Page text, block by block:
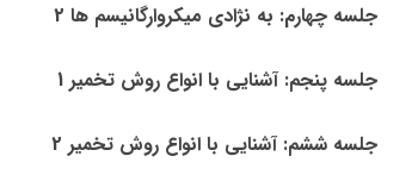
جلسه چهارم: به نژادی میکروارگانیسم ها 2
جلسه پنجم: آشنایی با انواع روش تخمیر 1
جلسه ششم: آشنایی با انواع روش تخمیر 2